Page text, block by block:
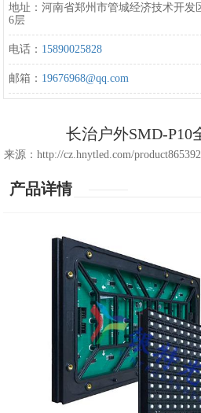
地址：河南省郑州市管城经济技术开发
6层
电话： 15890025828
邮箱： 19676968@qq.com
长治户外SMD-P10
来源：http://cz.hnytled.com/
产品详情